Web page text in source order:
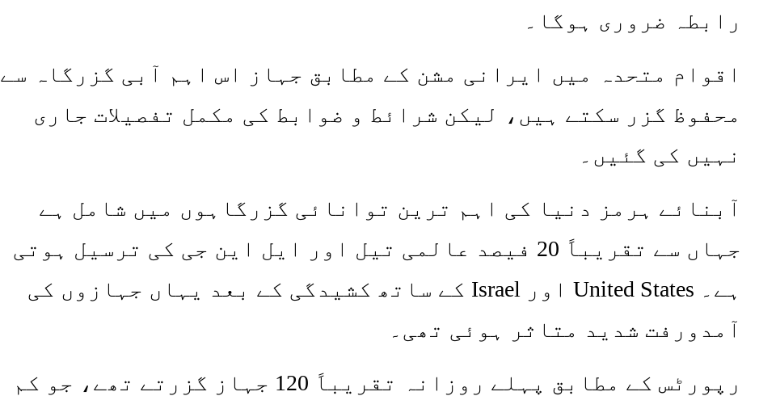
رابطہ ضروری ہوگا۔
اقوام متحدہ میں ایرانی مشن کے مطابق جہاز اس اہم آبی گزرگاہ سے
محفوظ گزر سکتے ہیں، لیکن شرائط و ضوابط کی مکمل تفصیلات جاری
نہیں کی گئیں۔
آبنائے ہرمز دنیا کی اہم ترین توانائی گزرگاہوں میں شامل ہے
جہاں سے تقریباً 20 فیصد عالمی تیل اور ایل این جی کی ترسیل ہوتی
ہے۔ United States اور Israel کے ساتھ کشیدگی کے بعد یہاں جہازوں کی
آمدورفت شدید متاثر ہوئی تھی۔
رپورٹس کے مطابق پہلے روزانہ تقریباً 120 جہاز گزرتے تھے، جو کم